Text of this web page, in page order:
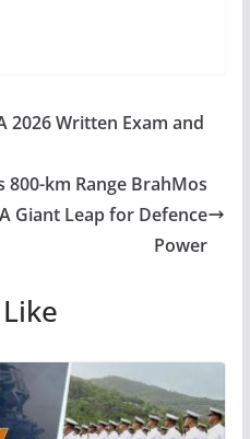
2026 Written Exam and
800-km Range BrahMos
Giant Leap for Defence
Power